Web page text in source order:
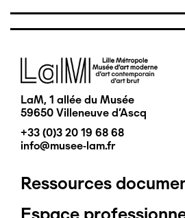
Image
LaM, 1 allée du Musée
59650 Villeneuve d'Ascq
+33 (0)3 20 19 68 68
info@musee-lam.fr
Pied
Ressources
Espace